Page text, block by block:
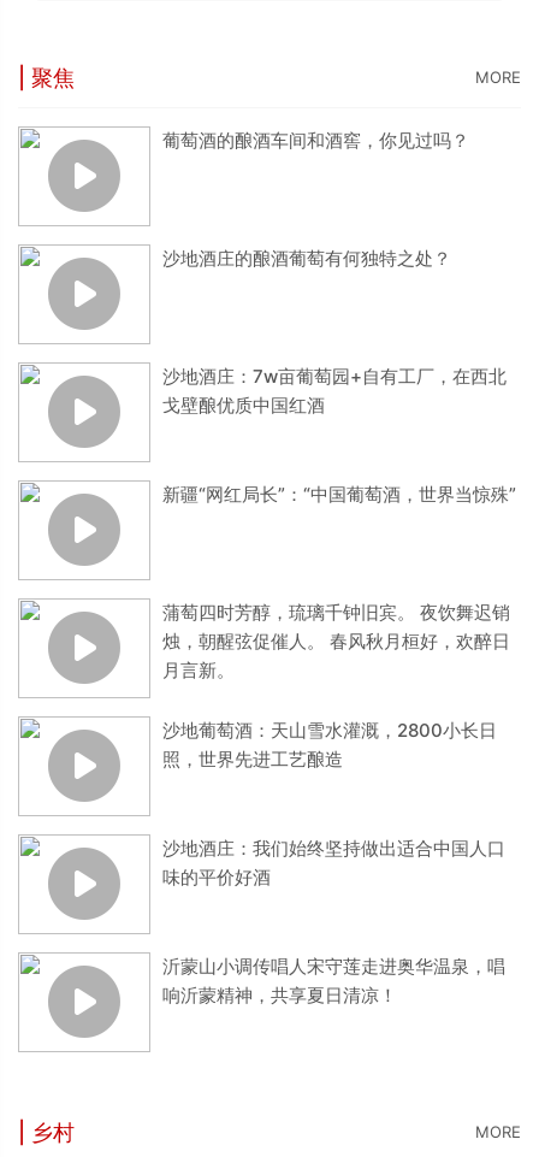
| 聚焦 MORE
葡萄酒的酿酒车间和酒窖，你见过吗？
沙地酒庄的酿酒葡萄有何独特之处？
沙地酒庄：7w亩葡萄园+自有工厂，在西北
戈壁酿优质中国红酒
新疆“网红局长”：“中国葡萄酒，世界当惊殊”
蒲萄四时芳醇，琉璃千钟旧宾。 夜饮舞迟销
烛，朝醒弦促催人。 春风秋月桓好，欢醉日
月言新。
沙地葡萄酒：天山雪水灌溉，2800小长日
照，世界先进工艺酿造
沙地酒庄：我们始终坚持做出适合中国人口
味的平价好酒
沂蒙山小调传唱人宋守莲走进奥华温泉，唱
响沂蒙精神，共享夏日清凉！
| 乡村 MORE